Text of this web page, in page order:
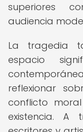
superiores
audiencia
La tragedia
espacio
reflexionar
conflicto
existencia.